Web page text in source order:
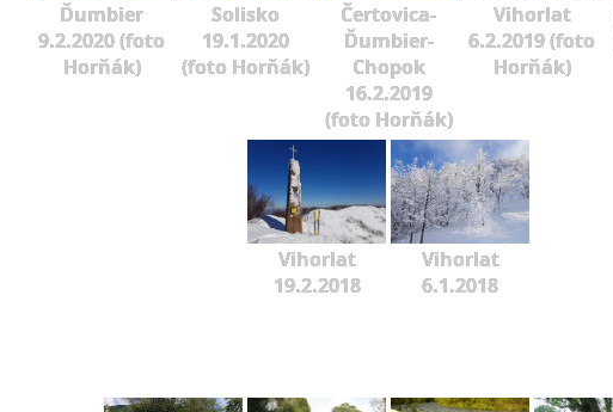
Ďumbier
9.2.2020 (foto
Horňák)
Solisko
19.1.2020
(foto Horňák)
Čertovica-
Ďumbier-
Chopok
16.2.2019
(foto Horňák)
Vihorlat
6.2.2019 (foto
Horňák)
Vihorlat
19.2.2018
Vihorlat
6.1.2018